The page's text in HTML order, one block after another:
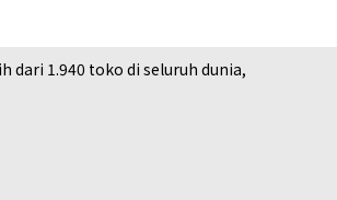
dari 1.940 toko di seluruh dunia,